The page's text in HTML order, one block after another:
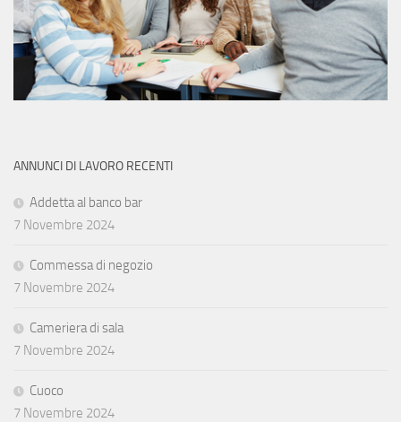
ANNUNCI DI LAVORO RECENTI
Addetta al banco bar
7 Novembre 2024
Commessa di negozio
7 Novembre 2024
Cameriera di sala
7 Novembre 2024
Cuoco
7 Novembre 2024